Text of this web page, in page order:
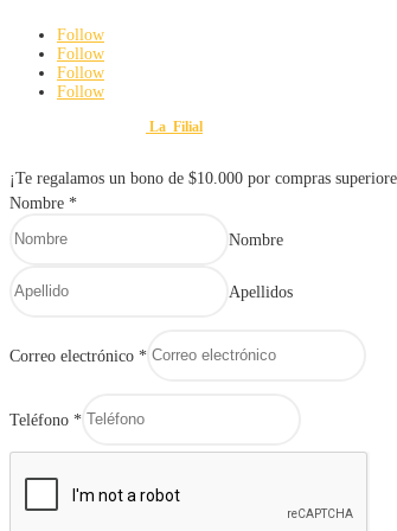
Follow
Follow
Follow
Follow
La_Filial
¡Te regalamos un bono de $10.000 por compras
Nombre *
Nombre
Apellidos
Correo electrónico *
Teléfono *